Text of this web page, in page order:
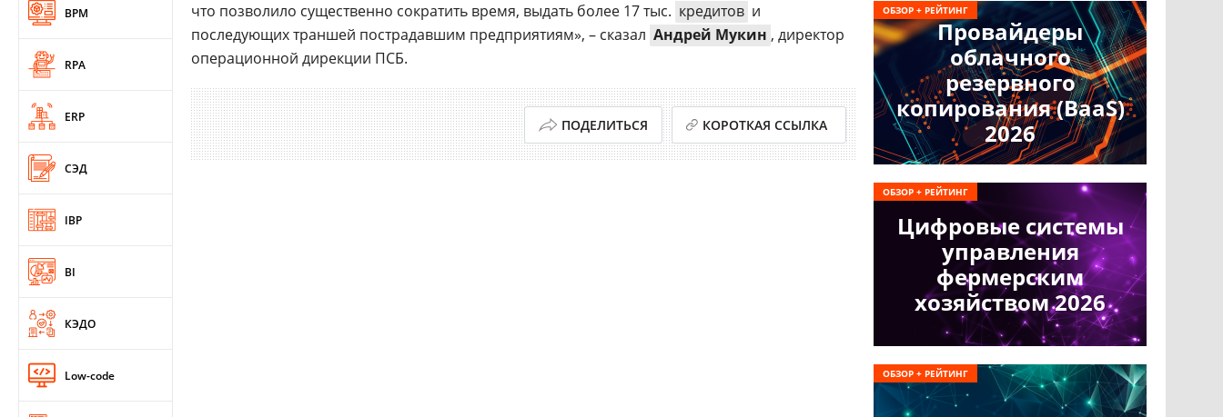
BPM
RPA
ERP
СЭД
IBP
BI
КЭДО
Low-code
что позволило существенно сократить время, выдать более 17 тыс. кредитов и
последующих траншей пострадавшим предприятиям», – сказал Андрей Мукин , директор
операционной дирекции ПСБ.
ПОДЕЛИТЬСЯ КОРОТКАЯ ССЫЛКА
Провайдеры
облачного
резервного
копирования (BaaS)
2026
ОБЗОР + РЕЙТИНГ
Цифровые системы
управления
фермерским
хозяйством 2026
ОБЗОР + РЕЙТИНГ
ОБЗОР + РЕЙТИНГ